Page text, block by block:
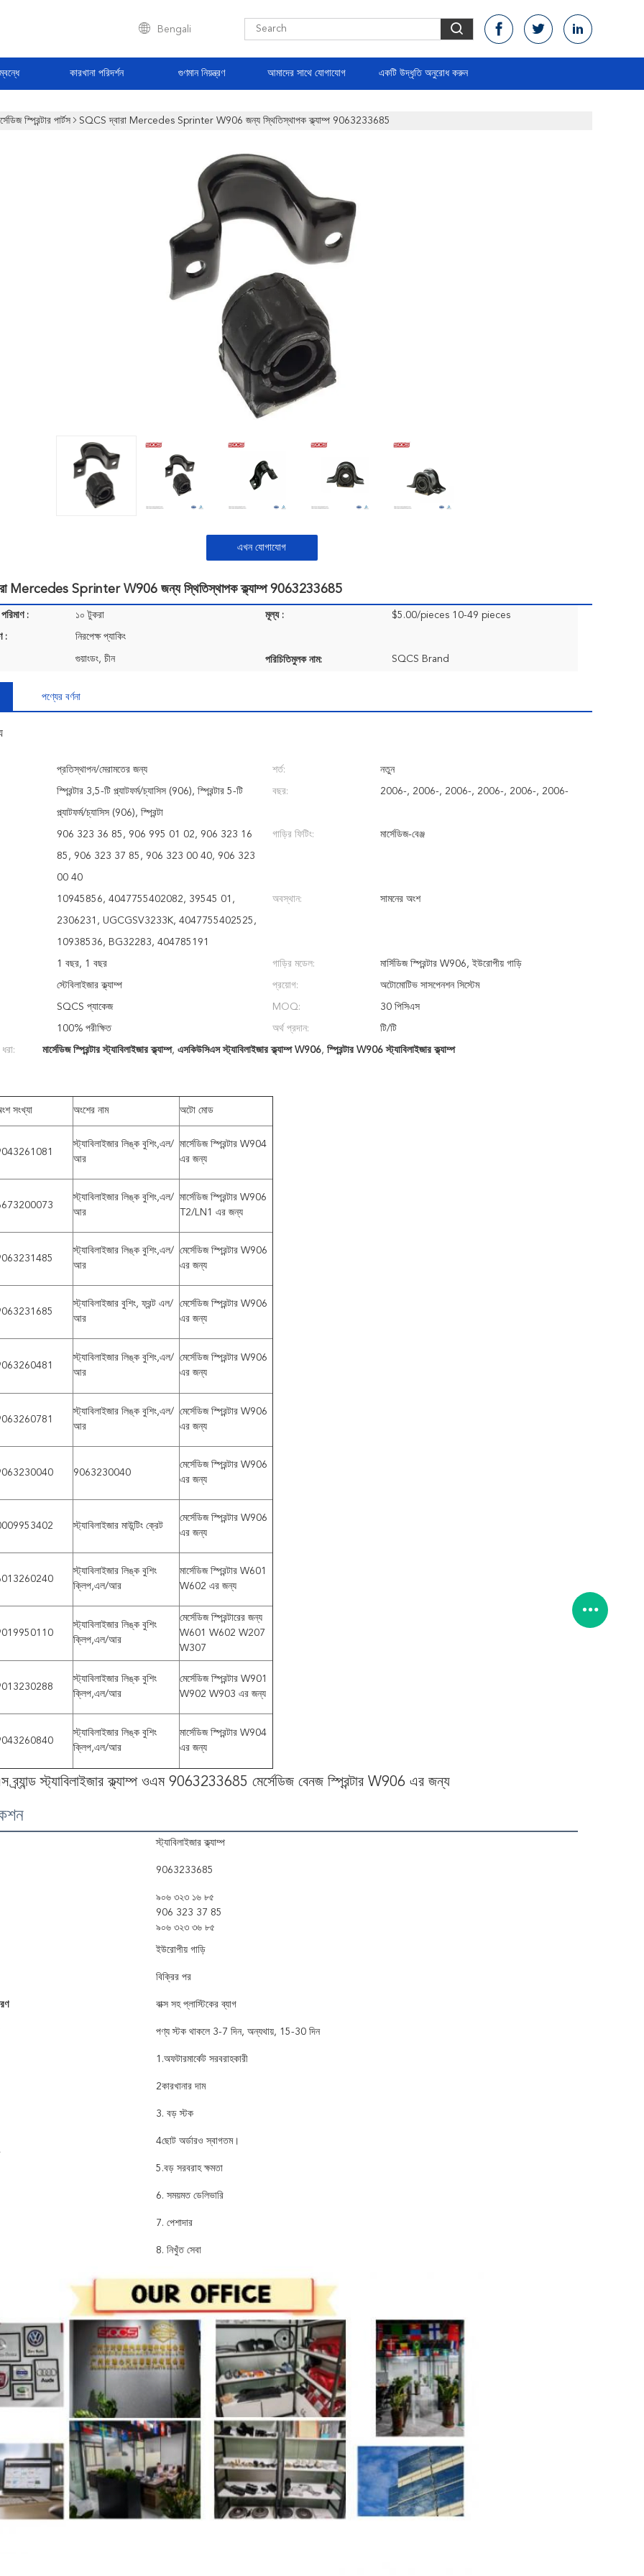
Bengali
কারখানা পরিদর্শন গুণমান নিয়ন্ত্রণ আমাদের সাথে যোগাযোগ একটি উদ্ধৃতি অনুরোধ করুন
স্প্রিন্টার পার্টস SQCS দ্বারা Mercedes Sprinter W906 জন্য স্থিতিস্থাপক ক্ল্যাম্প 9063233685
এখন যোগাযোগ
Mercedes Sprinter W906 জন্য স্থিতিস্থাপক ক্ল্যাম্প 9063233685
: ১০ টুকরা মূল্য : $5.00/pieces 10-49 pieces
: নিরপেক্ষ প্যাকিং
গুয়াংডং, চীন পরিচিতিমুলক নাম: SQCS Brand
পণ্যের বর্ণনা
প্রতিস্থাপন/মেরামতের জন্য শর্ত: নতুন
স্প্রিন্টার 3,5-টি প্ল্যাটফর্ম/চ্যাসিস (906), স্প্রিন্টার 5-টি
প্ল্যাটফর্ম/চ্যাসিস (906), স্প্রিন্টা
বছর: 2006-, 2006-, 2006-, 2006-, 2006-, 2006-
906 323 36 85, 906 995 01 02, 906 323 16
85, 906 323 37 85, 906 323 00 40, 906 323
00 40
গাড়ির ফিটিং: মার্সেডিজ-বেঞ্জ
10945856, 4047755402082, 39545 01,
2306231, UGCGSV3233K, 4047755402525,
10938536, BG32283, 404785191
অবস্থান: সামনের অংশ
1 বছর, 1 বছর গাড়ির মডেল: মার্সিডিজ স্প্রিন্টার W906, ইউরোপীয় গাড়ি
স্টেবিলাইজার ক্ল্যাম্প প্রয়োগ: অটোমোটিভ সাসপেনশন সিস্টেম
SQCS প্যাকেজ MOQ: 30 পিসিএস
100% পরীক্ষিত অর্থ প্রদান: টি/টি
মার্সেডিজ স্প্রিন্টার স্ট্যাবিলাইজার ক্ল্যাম্প, এসকিউসিএস স্ট্যাবিলাইজার ক্ল্যাম্প W906, স্প্রিন্টার W906 স্ট্যাবিলাইজার ক্ল্যাম্প
সংখ্যা অংশের নাম অটো মোড
স্ট্যাবিলাইজার লিঙ্ক বুশিং,এল/
আর
মার্সেডিজ স্প্রিন্টার W904
এর জন্য
স্ট্যাবিলাইজার লিঙ্ক বুশিং,এল/
আর
মার্সেডিজ স্প্রিন্টার W906
T2/LN1 এর জন্য
স্ট্যাবিলাইজার লিঙ্ক বুশিং,এল/
আর
মের্সেডিজ স্প্রিন্টার W906
এর জন্য
স্ট্যাবিলাইজার বুশিং, ফ্রন্ট এল/
আর
মের্সেডিজ স্প্রিন্টার W906
এর জন্য
স্ট্যাবিলাইজার লিঙ্ক বুশিং,এল/
আর
মের্সেডিজ স্প্রিন্টার W906
এর জন্য
স্ট্যাবিলাইজার লিঙ্ক বুশিং,এল/
আর
মের্সেডিজ স্প্রিন্টার W906
এর জন্য
9063230040
মের্সেডিজ স্প্রিন্টার W906
এর জন্য
স্ট্যাবিলাইজার মাউন্টিং ক্রেট
মের্সেডিজ স্প্রিন্টার W906
এর জন্য
স্ট্যাবিলাইজার লিঙ্ক বুশিং
ক্লিপ,এল/আর
মার্সেডিজ স্প্রিন্টার W601
W602 এর জন্য
স্ট্যাবিলাইজার লিঙ্ক বুশিং
ক্লিপ,এল/আর
মের্সেডিজ স্প্রিন্টারের জন্য
W601 W602 W207
W307
স্ট্যাবিলাইজার লিঙ্ক বুশিং
ক্লিপ,এল/আর
মের্সেডিজ স্প্রিন্টার W901
W902 W903 এর জন্য
স্ট্যাবিলাইজার লিঙ্ক বুশিং
ক্লিপ,এল/আর
মার্সেডিজ স্প্রিন্টার W904
এর জন্য
ব্র্যান্ড স্ট্যাবিলাইজার ক্ল্যাম্প ওএম 9063233685 মের্সেডিজ বেনজ স্প্রিন্টার W906 এর জন্য
স্ট্যাবিলাইজার ক্ল্যাম্প
9063233685
৯০৬ ৩২৩ ১৬ ৮৫
906 323 37 85
৯০৬ ৩২৩ ৩৬ ৮৫
ইউরোপীয় গাড়ি
বিক্রির পর
বাক্স সহ প্লাস্টিকের ব্যাগ
পণ্য স্টক থাকলে 3-7 দিন, অন্যথায়, 15-30 দিন
1.অফটারমার্কেট সরবরাহকারী
2কারখানার দাম
3. বড় স্টক
4ছোট অর্ডারও স্বাগতম।
5.বড় সরবরাহ ক্ষমতা
6. সময়মত ডেলিভারি
7. পেশাদার
8. নিখুঁত সেবা